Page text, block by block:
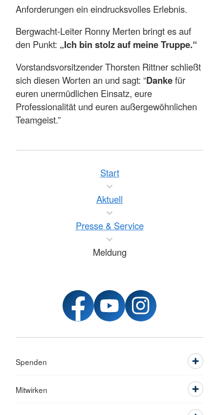
Anforderungen ein eindrucksvolles Erlebnis.
Bergwacht-Leiter Ronny Merten bringt es auf
den Punkt: „Ich bin stolz auf meine Truppe.“
Vorstandsvorsitzender Thorsten Rittner schließt
sich diesen Worten an und sagt: “Dankefür
euren unermüdlichen Einsatz, eure
Professionalität und euren außergewöhnlichen
Teamgeist.”
Start
Aktuell
Presse & Service
Meldung
Spenden
Mitwirken